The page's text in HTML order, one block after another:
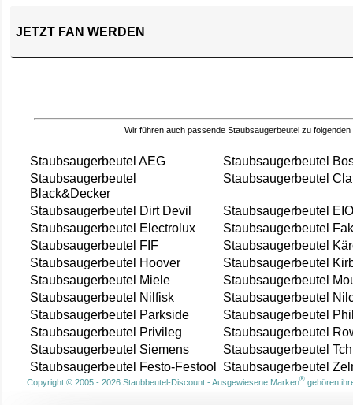
JETZT FAN WERDEN
Wir führen auch passende Staubsaugerbeutel zu folgenden
Staubsaugerbeutel AEG
Staubsaugerbeutel
Staubsaugerbeutel
Black&Decker
Staubsaugerbeutel
Staubsaugerbeutel Dirt Devil
Staubsaugerbeutel
Staubsaugerbeutel Electrolux
Staubsaugerbeutel
Staubsaugerbeutel FIF
Staubsaugerbeutel
Staubsaugerbeutel Hoover
Staubsaugerbeutel
Staubsaugerbeutel Miele
Staubsaugerbeutel
Staubsaugerbeutel Nilfisk
Staubsaugerbeutel
Staubsaugerbeutel Parkside
Staubsaugerbeutel
Staubsaugerbeutel Privileg
Staubsaugerbeutel
Staubsaugerbeutel Siemens
Staubsaugerbeutel
Staubsaugerbeutel Festo-Festool
Staubsaugerbeutel
Copyright © 2005 - 2026 Staubbeutel-Discount - Ausgewiesene Marken®gehören